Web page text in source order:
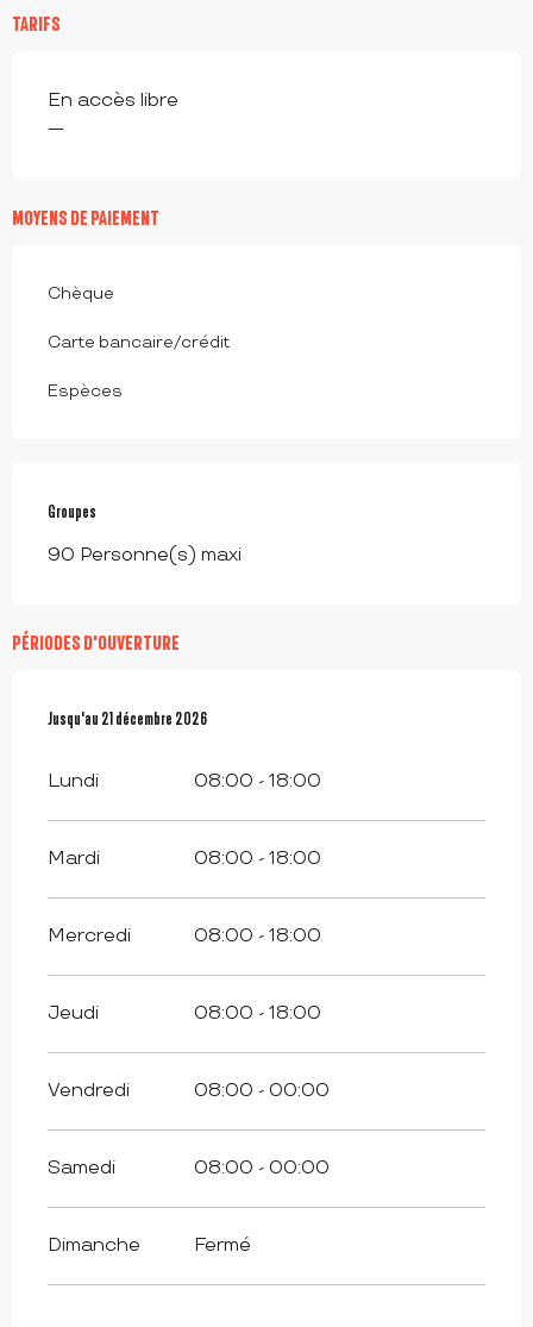
TARIFS
En accès libre
—
MOYENS DE PAIEMENT
Chèque
Carte bancaire/crédit
Espèces
Groupes
Groupes
90 Personne(s) maxi
PÉRIODES D'OUVERTURE
Du2 janvier 2026au21 décembre 2026
Jusqu'au 21 décembre 2026
Lundi 08:00 - 18:00
Mardi 08:00 - 18:00
Mercredi 08:00 - 18:00
Jeudi 08:00 - 18:00
Vendredi 08:00 - 00:00
Samedi 08:00 - 00:00
Dimanche Fermé